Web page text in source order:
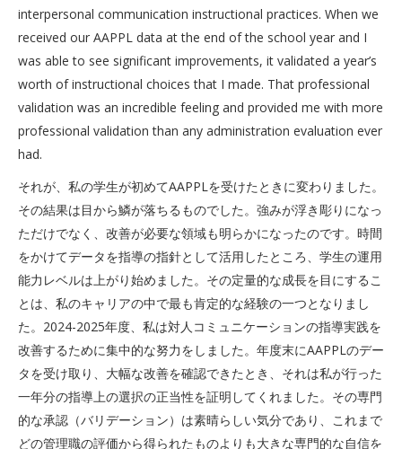
interpersonal communication instructional practices. When we
received our AAPPL data at the end of the school year and I
was able to see significant improvements, it validated a year’s
worth of instructional choices that I made. That professional
validation was an incredible feeling and provided me with more
professional validation than any administration evaluation ever
had.
それが、私の学生が初めてAAPPLを受けたときに変わりました。
その結果は目から鱗が落ちるものでした。強みが浮き彫りになっ
ただけでなく、改善が必要な領域も明らかになったのです。時間
をかけてデータを指導の指針として活用したところ、学生の運用
能力レベルは上がり始めました。その定量的な成長を目にするこ
とは、私のキャリアの中で最も肯定的な経験の一つとなりまし
た。2024-2025年度、私は対人コミュニケーションの指導実践を
改善するために集中的な努力をしました。年度末にAAPPLのデー
タを受け取り、大幅な改善を確認できたとき、それは私が行った
一年分の指導上の選択の正当性を証明してくれました。その専門
的な承認（バリデーション）は素晴らしい気分であり、これまで
どの管理職の評価から得られたものよりも大きな専門的な自信を